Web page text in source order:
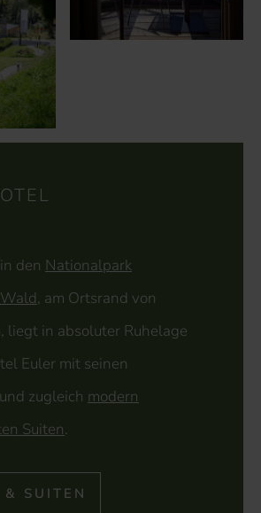
den Nationalpark
, am Ortsrand von
liegt in absoluter Ruhelage
Euler mit seinen
zugleich modern
Suiten.
& SUITEN